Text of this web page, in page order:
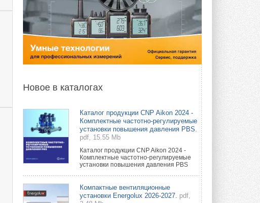
Новое в каталогах
Каталог продукции CNP Aikon 2024 -
Комплектные частотно-регулируемые
установки повышения давления PBS.
pdf, 15.55 Mb
Каталог продукции CNP Aikon 2024 -
Комплектные частотно-регулируемые
установки повышения давления PBS
Компактные вентиляционные
установки Energolux 2026-2027. pdf,